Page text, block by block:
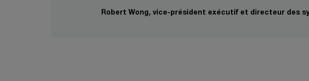
Robert Wong, vice-président exécutif et directeur des